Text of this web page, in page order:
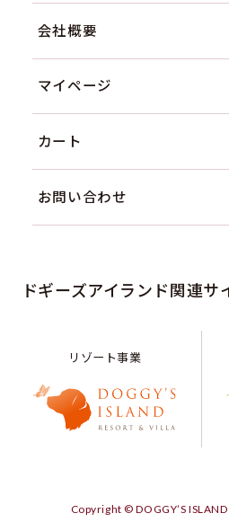
会社概要
マイページ
カート
お問い合わせ
ドギーズアイランド関連サ
リゾート事業
Copyright © DOGGY’S